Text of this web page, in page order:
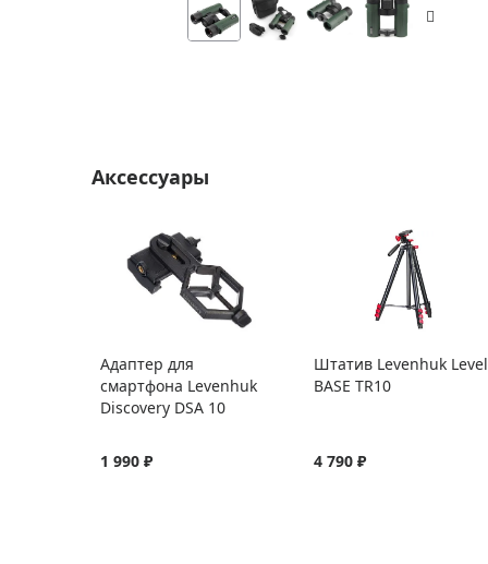
Подарки
Аксессуары
Адаптер для
смартфона Levenhuk
Discovery DSA 10
1 990 ₽
Штатив Levenhuk Level
BASE TR10
4 790 ₽